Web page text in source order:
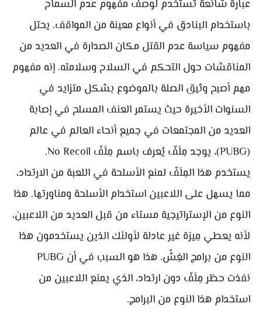
عبارة شائعة تستخدم لوصف مفهوم عدم السماح
باستخدام البنادق في أنواع معينة من المواقف. يحتل
مفهوم سياسة عدم القتل مكان الصدارة في العديد من
المناقشات حول التحكم في السلاح وسلامته. إنه مفهوم
مهم أصبح وثيق الصلة بالموضوع بشكل متزايد في
السنوات الأخيرة حيث يستمر العنف المسلح في إصابة
العديد من المجتمعات في جميع أنحاء العالم في عالم
(PUBG)، يوجد مِلَفّ يُعرف باسم مِلَفّ No Recoil.
يستخدم هذا المِلَفّ لمنع الأسلحة في اللعبة من الارتداد،
مما يسهل على اللاعبين استخدام الأسلحة ومناورتها. هذا
النوع من الإستراتيجية مستاء من قبل العديد من اللاعبين،
لأنه يعطي مِيزة غير عادلة لأولئك الذين يستخدمون هذا
النوع من برامج الغِشّ. هذا هو السبب في أن PUBG
نفذت حظر مِلَفّ دون ارتداد، الذي يمنع اللاعبين من
استخدام هذا النوع من البرامج.